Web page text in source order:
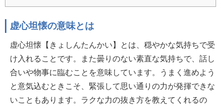
虚心坦懐の意味とは
虚心坦懐【きょしんたんかい】とは、穏やかな気持ちで受
け入れることです。また曇りのない素直な気持ちで、話し
合いや物事に臨むことを意味しています。うまく進めよう
と意気込むときこそ、緊張して思い通りの力が発揮できな
いこともあります。ラクな力の抜き方を教えてくれるの